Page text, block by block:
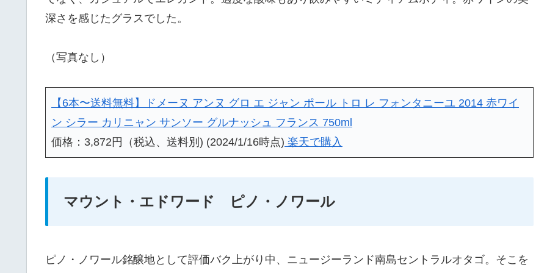
深さを感じたグラスでした。
（写真なし）
【6本〜送料無料】ドメーヌ アンヌ グロ エ ジャン ポール トロ レ フォンタニーユ 2014 赤ワイ
ン シラー カリニャン サンソー グルナッシュ フランス 750ml
価格：3,872円（税込、送料別) (2024/1/16時点) 楽天で購入
マウント・エドワード ピノ・ノワール
ピノ・ノワール銘醸地として評価バク上がり中、ニュージーランド南島セントラルオタゴ。そこを